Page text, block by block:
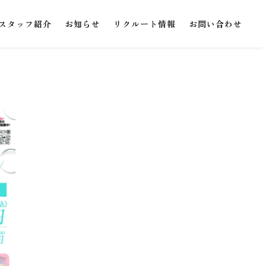
タッフ紹介 お知らせ リクルート情報 お問い合わせ